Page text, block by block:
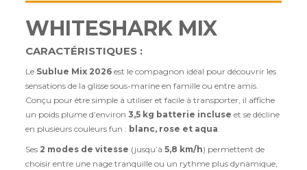
WHITESHARK MIX
CARACTÉRISTIQUES :
Le Sublue Mix 2026 est le compagnon idéal pour découvrir les
sensations de la glisse sous-marine en famille ou entre amis.
Conçu pour être simple à utiliser et facile à transporter, il affiche
un poids plume d’environ3,5 kg batterie incluse et se décline
en plusieurs couleurs fun : blanc, rose et aqua
Ses 2 modes de vitesse (jusqu’à5,8 km/h) permettent de
choisir entre une nage tranquille ou un rythme plus dynamique,